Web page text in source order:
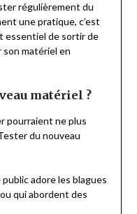
régulièrement du
une pratique, c’est
essentiel de sortir de
matériel en
matériel ?
pourraient ne plus
du nouveau
public adore les blagues
qui abordent des